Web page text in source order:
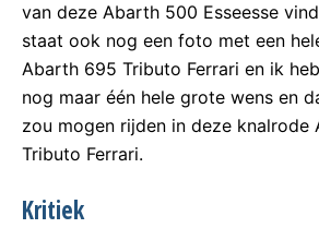
van deze Abarth 500 Esseesse
staat ook nog een foto met een
Abarth 695 Tributo Ferrari en ik
nog maar één hele grote wens en
zou mogen rijden in deze knalrode
Tributo Ferrari.
Kritiek